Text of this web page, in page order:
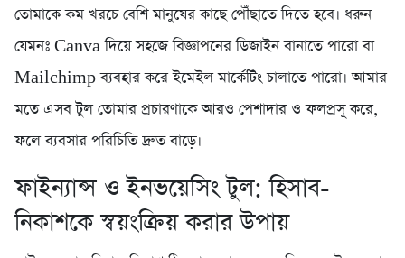
তোমাকে কম খরচে বেশি মানুষের কাছে পৌঁছাতে দিতে হবে। ধরুন
যেমনঃ Canva দিয়ে সহজে বিজ্ঞাপনের ডিজাইন বানাতে পারো বা
Mailchimp ব্যবহার করে ইমেইল মার্কেটিং চালাতে পারো। আমার
মতে এসব টুল তোমার প্রচারণাকে আরও পেশাদার ও ফলপ্রসূ করে,
ফলে ব্যবসার পরিচিতি দ্রুত বাড়ে।
ফাইন্যান্স ও ইনভয়েসিং টুল: হিসাব-
নিকাশকে স্বয়ংক্রিয় করার উপায়